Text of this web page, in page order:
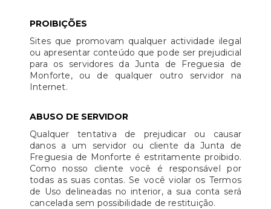
PROIBIÇÕES
Sites que promovam qualquer actividade ilegal
ou apresentar conteúdo que pode ser prejudicial
para os servidores da Junta de Freguesia de
Monforte, ou de qualquer outro servidor na
Internet.
ABUSO DE SERVIDOR
Qualquer tentativa de prejudicar ou causar
danos a um servidor ou cliente da Junta de
Freguesia de Monforte é estritamente proibido.
Como nosso cliente você é responsável por
todas as suas contas. Se você violar os Termos
de Uso delineadas no interior, a sua conta será
cancelada sem possibilidade de restituição.